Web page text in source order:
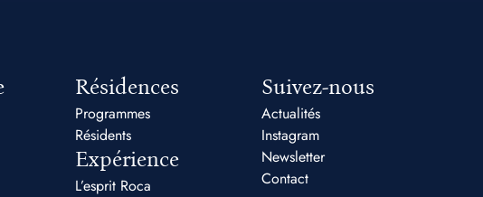
Résidences
Programmes
Résidents
Expérience
L’esprit Roca
Suivez-nous
Actualités
Instagram
Newsletter
Contact